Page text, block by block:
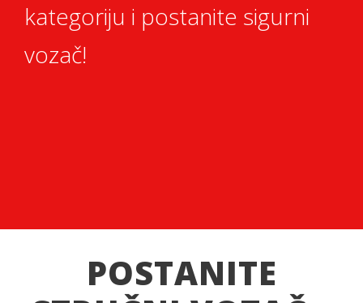
kategoriju i postanite sigurni
vozač!
POSTANITE